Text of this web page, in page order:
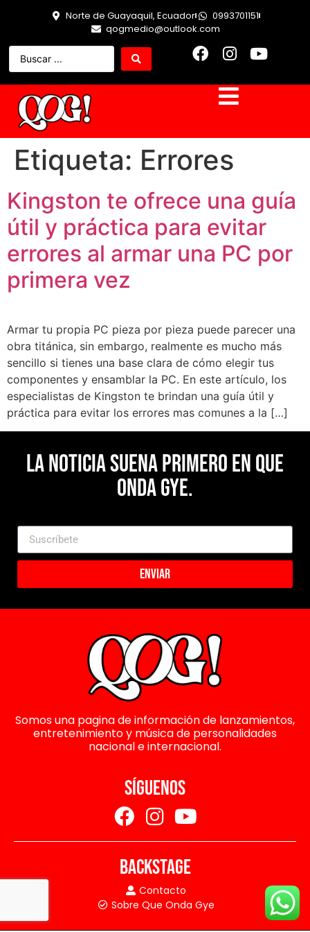
Norte de Guayaquil, Ecuador
0993701151
qogmedio@outlook.com
Etiqueta: Errores
Kingston te ofrece una guía
útil y práctica para evitar
errores al armar una PC por
primera vez
Armar tu propia PC pieza por pieza puede parecer una
obra titánica, sin embargo, realmente es mucho más
sencillo si tienes una base clara de cómo elegir tus
componentes y ensamblar la PC. En este artículo, los
especialistas de Kingston te brindan una guía útil y
práctica para evitar los errores mas comunes a la […]
La noticia suena primero en Que
Onda Gye.
Enviar
Somos una pagina de información de lanzamientos,
entretenimiento y música de personalidades
nacional e internacional.
SÍGUENOS
BACKSTAGE
Contacto
Sobre Que Onda Gye